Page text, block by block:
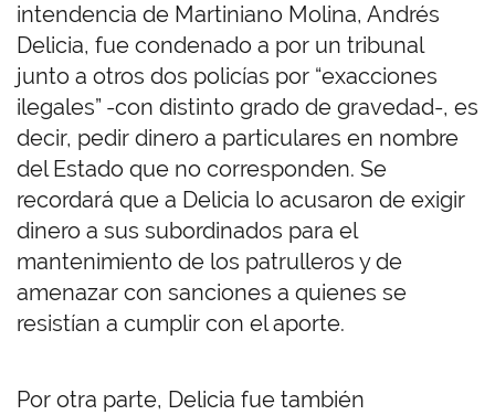
intendencia de Martiniano Molina, Andrés
Delicia, fue condenado a por un tribunal
junto a otros dos policías por “exacciones
ilegales” -con distinto grado de gravedad-, es
decir, pedir dinero a particulares en nombre
del Estado que no corresponden. Se
recordará que a Delicia lo acusaron de exigir
dinero a sus subordinados para el
mantenimiento de los patrulleros y de
amenazar con sanciones a quienes se
resistían a cumplir con el aporte.
Por otra parte, Delicia fue también